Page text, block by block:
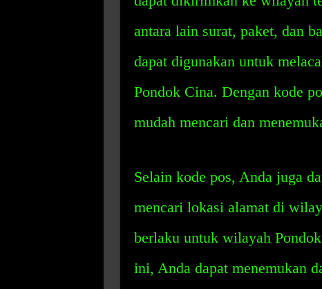
antara lain surat, paket, dan
dapat digunakan untuk
Pondok Cina. Dengan kode
mudah mencari dan
Selain kode pos, Anda juga
mencari lokasi alamat di
berlaku untuk wilayah
ini, Anda dapat menemukan